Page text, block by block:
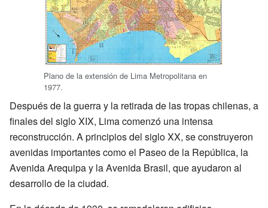
Plano de la extensión de Lima Metropolitana en
1977.
Después de la guerra y la retirada de las tropas chilenas, a
finales del siglo XIX, Lima comenzó una intensa
reconstrucción. A principios del siglo XX, se construyeron
avenidas importantes como el Paseo de la República, la
Avenida Arequipa y la Avenida Brasil, que ayudaron al
desarrollo de la ciudad.